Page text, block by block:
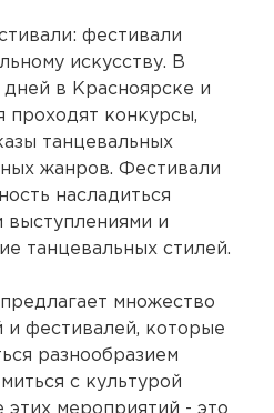
фестивали
искусству. В
дней в Красноярске и
проходят конкурсы,
танцевальных
жанров. Фестивали
насладиться
выступлениями и
танцевальных стилей.
множество
и фестивалей, которые
разнообразием
с культурой
мероприятий - это